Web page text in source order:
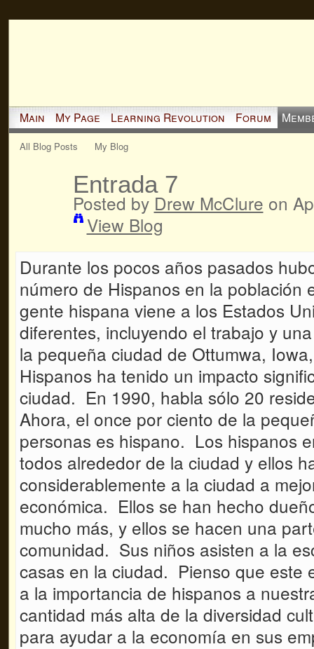
Main My Page Learning Revolution Forum
All Blog Posts My Blog
Entrada 7
Posted by Drew McClure on
View Blog
Durante los pocos años pasados
número de Hispanos en la
gente hispana viene a los Estados
diferentes, incluyendo el trabajo y
la pequeña ciudad de Ottumwa,
Hispanos ha tenido un impacto
ciudad. En 1990, habla sólo 20
Ahora, el once por ciento de la
personas es hispano. Los hispanos
todos alrededor de la ciudad y ellos
considerablemente a la ciudad a
económica. Ellos se han hecho
mucho más, y ellos se hacen una
comunidad. Sus niños asisten a la
casas en la ciudad. Pienso que este
a la importancia de hispanos a
cantidad más alta de la diversidad
para ayudar a la economía en sus